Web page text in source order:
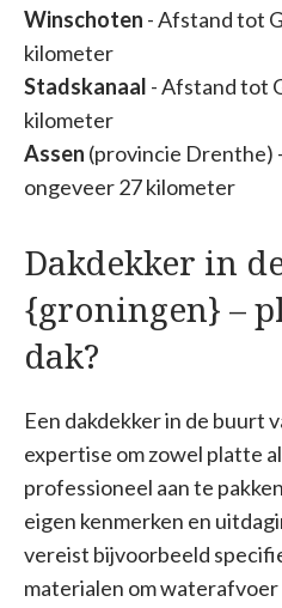
Winschoten - Afstand tot
kilometer
Stadskanaal - Afstand tot
kilometer
Assen (provincie Drenthe)
ongeveer 27 kilometer
Dakdekker in
{groningen} –
dak?
Een dakdekker in de buurt
expertise om zowel platte
professioneel aan te
eigen kenmerken en
vereist bijvoorbeeld
materialen om